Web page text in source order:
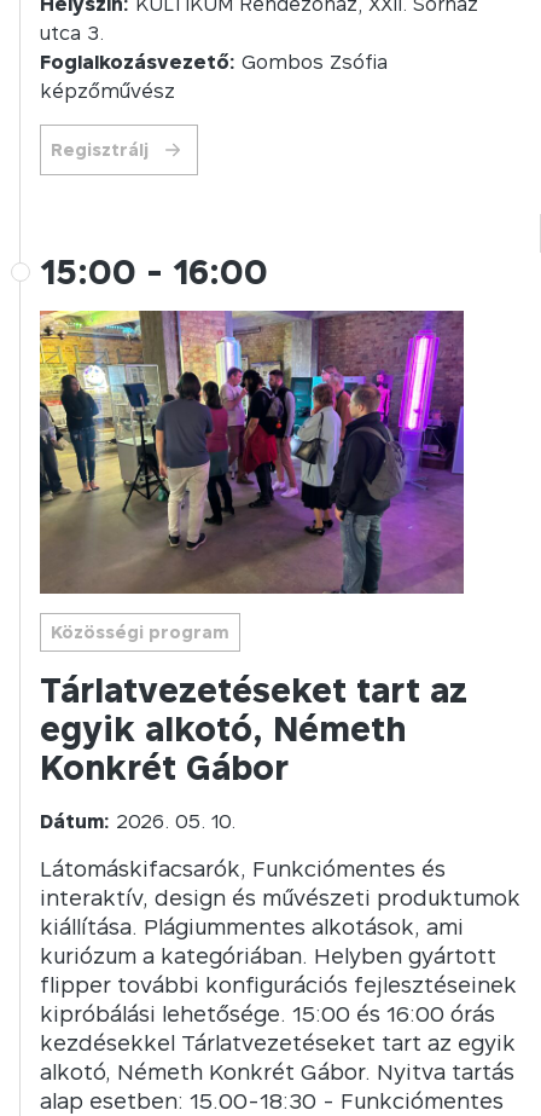
utca 3.
Foglalkozásvezető: Gombos Zsófia
képzőművész
Regisztrálj
15:00 - 16:00
Közösségi program
Tárlatvezetéseket tart az
egyik alkotó, Németh
Konkrét Gábor
Dátum: 2026. 05. 10.
Látomáskifacsarók, Funkciómentes és
interaktív, design és művészeti produktumok
kiállítása. Plágiummentes alkotások, ami
kuriózum a kategóriában. Helyben gyártott
flipper további konfigurációs fejlesztéseinek
kipróbálási lehetősége. 15:00 és 16:00 órás
kezdésekkel Tárlatvezetéseket tart az egyik
alkotó, Németh Konkrét Gábor. Nyitva tartás
alap esetben: 15.00-18:30 - Funkciómentes